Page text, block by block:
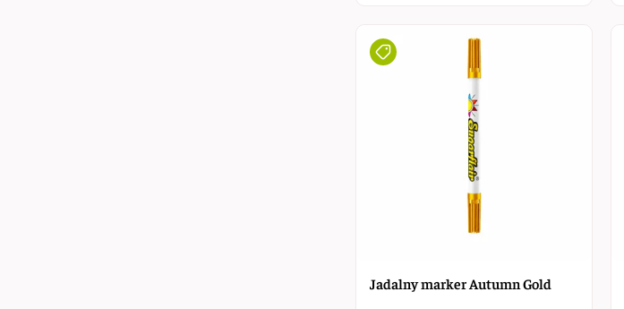
Jadalny marker Autumn Gold